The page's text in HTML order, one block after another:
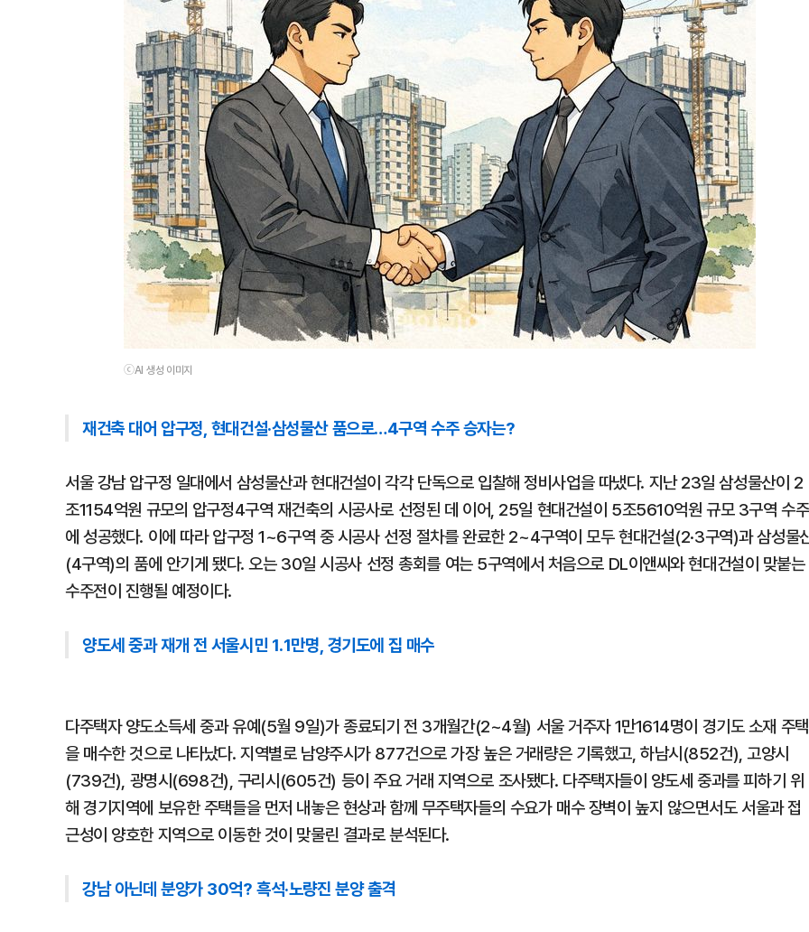
ⓒAI 생성 이미지
재건축 대어 압구정, 현대건설·삼성물산 품으로…4구역 수주 승자는?
서울 강남 압구정 일대에서 삼성물산과 현대건설이 각각 단독으로 입찰해 정비사업을 따냈다. 지난 23일 삼성물산이 2
조1154억원 규모의 압구정4구역 재건축의 시공사로 선정된 데 이어, 25일 현대건설이 5조5610억원 규모 3구역 수주
에 성공했다. 이에 따라 압구정 1~6구역 중 시공사 선정 절차를 완료한 2~4구역이 모두 현대건설(2·3구역)과 삼성물
(4구역)의 품에 안기게 됐다. 오는 30일 시공사 선정 총회를 여는 5구역에서 처음으로 DL이앤씨와 현대건설이 맞붙는
수주전이 진행될 예정이다.
양도세 중과 재개 전 서울시민 1.1만명, 경기도에 집 매수
다주택자 양도소득세 중과 유예(5월 9일)가 종료되기 전 3개월간(2~4월) 서울 거주자 1만1614명이 경기도 소재 주택
을 매수한 것으로 나타났다. 지역별로 남양주시가 877건으로 가장 높은 거래량은 기록했고, 하남시(852건), 고양시
(739건), 광명시(698건), 구리시(605건) 등이 주요 거래 지역으로 조사됐다. 다주택자들이 양도세 중과를 피하기 위
해 경기지역에 보유한 주택들을 먼저 내놓은 현상과 함께 무주택자들의 수요가 매수 장벽이 높지 않으면서도 서울과 접
근성이 양호한 지역으로 이동한 것이 맞물린 결과로 분석된다.
강남 아닌데 분양가 30억? 흑석·노량진 분양 출격